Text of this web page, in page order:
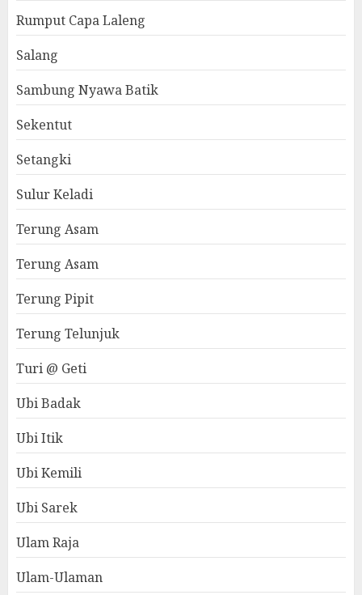
Rumput Capa Laleng
Salang
Sambung Nyawa Batik
Sekentut
Setangki
Sulur Keladi
Terung Asam
Terung Asam
Terung Pipit
Terung Telunjuk
Turi @ Geti
Ubi Badak
Ubi Itik
Ubi Kemili
Ubi Sarek
Ulam Raja
Ulam-Ulaman